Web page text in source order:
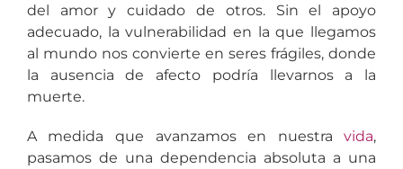
del amor y cuidado de otros. Sin el apoyo
adecuado, la vulnerabilidad en la que llegamos
al mundo nos convierte en seres frágiles, donde
la ausencia de afecto podría llevarnos a la
muerte.
A medida que avanzamos en nuestravida,
pasamos de una dependencia absoluta a una